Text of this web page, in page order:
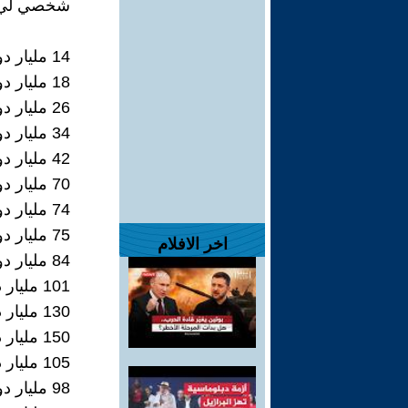
اخر الافلام
شخصي
14 مليار دولار سنة 2003
18 مليار دولار سنة 2004
26 مليار دولار سنة 2005
34 مليار دولار سنة 2006
42 مليار دولار سنة 2007
70 مليار دولار سنة 2008
74 مليار دولار سنة 2009
75 مليار دولار سنة 2010
84 مليار دولار سنة 2011
101 مليار دولار سنة 2012
130 مليار دولار سنة 2013
150 مليار دولار سنة 2014 0- لم تقر وسرقت بالكامل ولا نعرف اين ذهبت
105 مليار دولار سنة 2015
98 مليار دولار سنة 2016